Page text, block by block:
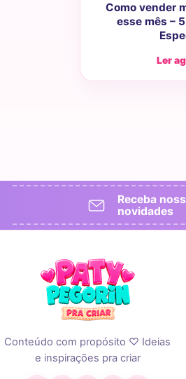
Como vender
esse mês –
Ler
Receba
novidades
Conteúdo com propósito ♡ Ideias
e inspirações pra criar